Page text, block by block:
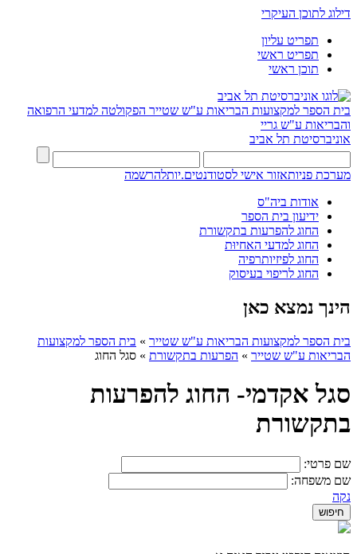
דילוג לתוכן העיקרי
תפריט עליון
תפריט ראשי
תוכן ראשי
בית הספר למקצועות הבריאות ע"ש שטייר הפקולטה למדעי הרפואה
והבריאות ע"ש גריי
אוניברסיטת תל אביב
מערכת פניותאזור אישי לסטודנטים.יותלהרשמה
אודות ביה"ס
ידיעון בית הספר
החוג להפרעות בתקשורת
החוג למדעי האחיוּת
החוג לפיזיותרפיה
החוג לריפוי בעיסוק
הינך נמצא כאן
בית הספר למקצועות הבריאות ע"ש שטייר » בית הספר למקצועות
הבריאות ע"ש שטייר » הפרעות בתקשורת » סגל החוג
סגל אקדמי- החוג להפרעות
בתקשורת
שם פרטי:
שם משפחה:
נקה